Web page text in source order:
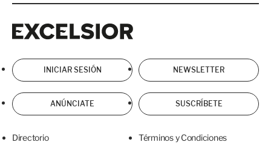
INICIAR SESIÓN NEWSLETTER
ANÚNCIATE SUSCRÍBETE
Directorio Términos y Condiciones